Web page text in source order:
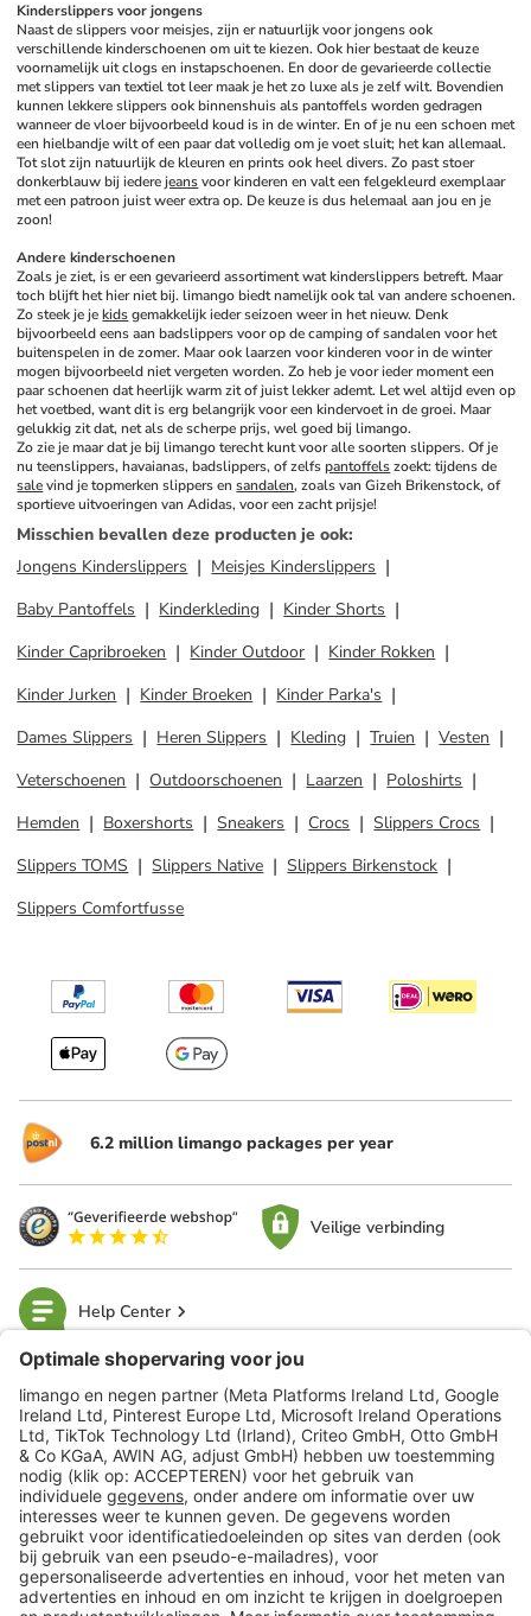
Kinderslippers voor jongens
Naast de slippers voor meisjes, zijn er natuurlijk voor jongens ook
verschillende kinderschoenen om uit te kiezen. Ook hier bestaat de keuze
voornamelijk uit clogs en instapschoenen. En door de gevarieerde collectie
met slippers van textiel tot leer maak je het zo luxe als je zelf wilt. Bovendien
kunnen lekkere slippers ook binnenshuis als pantoffels worden gedragen
wanneer de vloer bijvoorbeeld koud is in de winter. En of je nu een schoen met
een hielbandje wilt of een paar dat volledig om je voet sluit; het kan allemaal.
Tot slot zijn natuurlijk de kleuren en prints ook heel divers. Zo past stoer
donkerblauw bij iedere jeans voor kinderen en valt een felgekleurd exemplaar
met een patroon juist weer extra op. De keuze is dus helemaal aan jou en je
zoon!
Andere kinderschoenen
Zoals je ziet, is er een gevarieerd assortiment wat kinderslippers betreft. Maar
toch blijft het hier niet bij. limango biedt namelijk ook tal van andere schoenen.
Zo steek je je kids gemakkelijk ieder seizoen weer in het nieuw. Denk
bijvoorbeeld eens aan badslippers voor op de camping of sandalen voor het
buitenspelen in de zomer. Maar ook laarzen voor kinderen voor in de winter
mogen bijvoorbeeld niet vergeten worden. Zo heb je voor ieder moment een
paar schoenen dat heerlijk warm zit of juist lekker ademt. Let wel altijd even op
het voetbed, want dit is erg belangrijk voor een kindervoet in de groei. Maar
gelukkig zit dat, net als de scherpe prijs, wel goed bij limango.
Zo zie je maar dat je bij limango terecht kunt voor alle soorten slippers. Of je
nu teenslippers, havaianas, badslippers, of zelfs pantoffels
sale vind je topmerken slippers en sandalen, zoals van Gizeh Brikenstock, of
sportieve uitvoeringen van Adidas, voor een zacht prijsje!
Misschien bevallen deze producten je ook:
Jongens Kinderslippers
Meisjes Kinderslippers
Baby Pantoffels
Kinderkleding
Kinder Shorts
Kinder Capribroeken
Kinder Outdoor
Kinder Rokken
Kinder Jurken
Kinder Broeken
Kinder Parka's
Dames Slippers
Heren Slippers Kleding Truien
Vesten
Veterschoenen
Outdoorschoenen Laarzen
Poloshirts
Hemden
Boxershorts Sneakers Crocs
Slippers Crocs
Slippers TOMS
Slippers Native
Slippers Birkenstock
Slippers Comfortfusse
6.2 million limango packages per year
Veilige verbinding
Help Center
limango
Veilig winkelen
Klantenservice
Shop
Acties